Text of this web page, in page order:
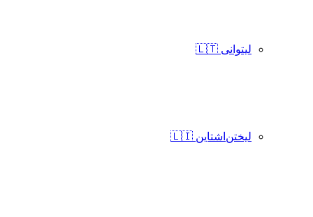
لیتوانی 🇱🇹
لیختن‌اشتاین 🇱🇮